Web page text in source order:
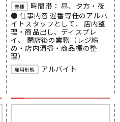
業種
時間帯： 昼、夕方・夜
● 仕事内容 遅番専任のアルバ
イトスタッフとして、 店内整
理・商品出し、ディスプレ
イ、 閉店後の業務（レジ締
め・店内清掃・商品棚の整
理）
雇用形態 アルバイト